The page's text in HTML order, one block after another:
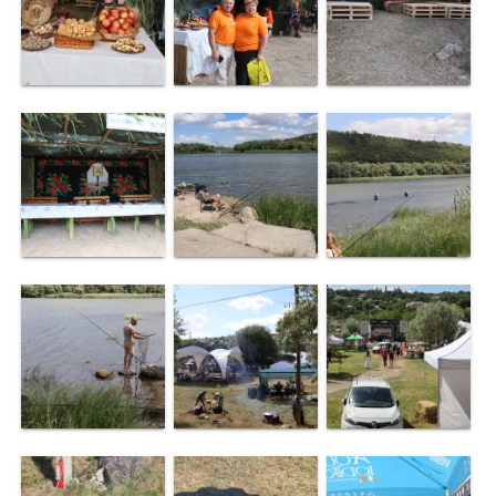
de
specialitate
Activitatea
consiliului
Deciziile
Regulamentul
consiliului
Ședințele
Consiliului